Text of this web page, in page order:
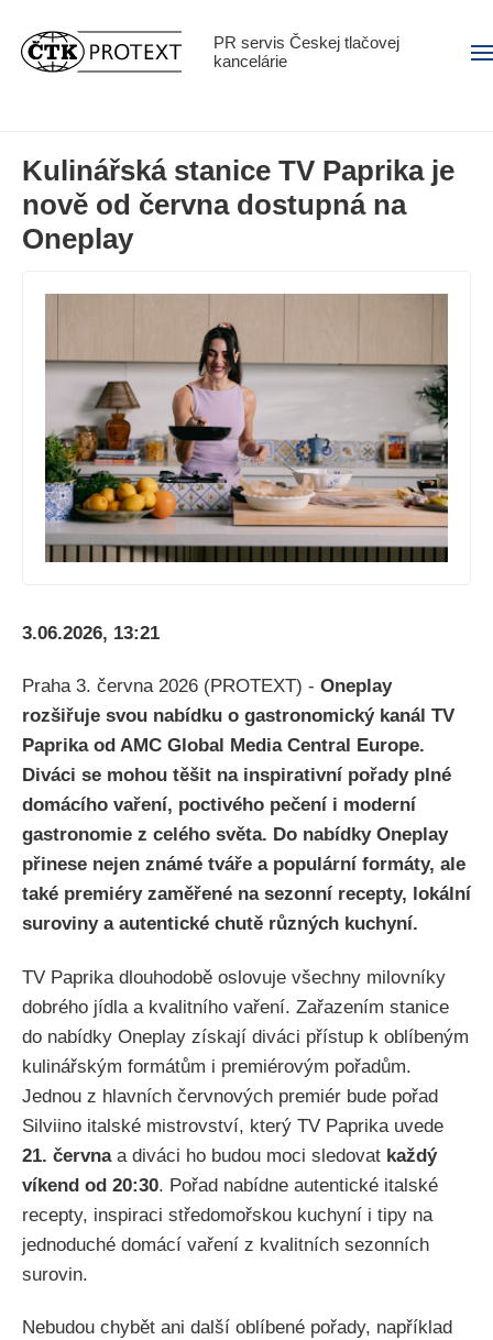
PR servis Českej tlačovej
kancelárie
Kulinářská stanice TV Paprika je
nově od června dostupná na
Oneplay
3.06.2026, 13:21
Praha 3. června 2026 (PROTEXT) - Oneplay
rozšiřuje svou nabídku o gastronomický kanál TV
Paprika od AMC Global Media Central Europe.
Diváci se mohou těšit na inspirativní pořady plné
domácího vaření, poctivého pečení i moderní
gastronomie z celého světa. Do nabídky Oneplay
přinese nejen známé tváře a populární formáty, ale
také premiéry zaměřené na sezonní recepty, lokální
suroviny a autentické chutě různých kuchyní.
TV Paprika dlouhodobě oslovuje všechny milovníky
dobrého jídla a kvalitního vaření. Zařazením stanice
do nabídky Oneplay získají diváci přístup k oblíbeným
kulinářským formátům i premiérovým pořadům.
Jednou z hlavních červnových premiér bude pořad
Silviino italské mistrovství, který TV Paprika uvede
21. červnaa diváci ho budou moci sledovat každý
víkend od 20:30. Pořad nabídne autentické italské
recepty, inspiraci středomořskou kuchyní i tipy na
jednoduché domácí vaření z kvalitních sezonních
surovin.
Nebudou chybět ani další oblíbené pořady, například